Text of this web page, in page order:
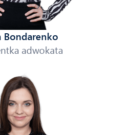
Bondarenko
adwokata